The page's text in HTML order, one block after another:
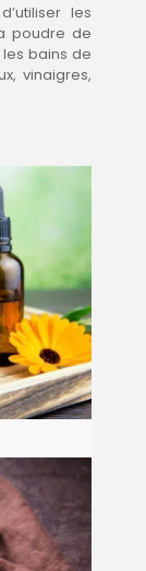
les
poudre de
bains de
vinaigres,